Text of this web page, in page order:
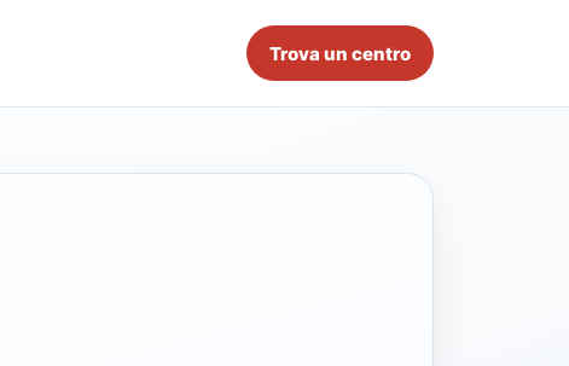
Trova un centro